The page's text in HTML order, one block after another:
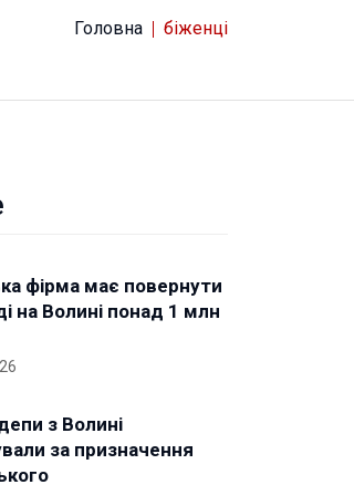
Головна біженці
фірма має повернути
на Волині понад 1 млн
з Волині
за призначення